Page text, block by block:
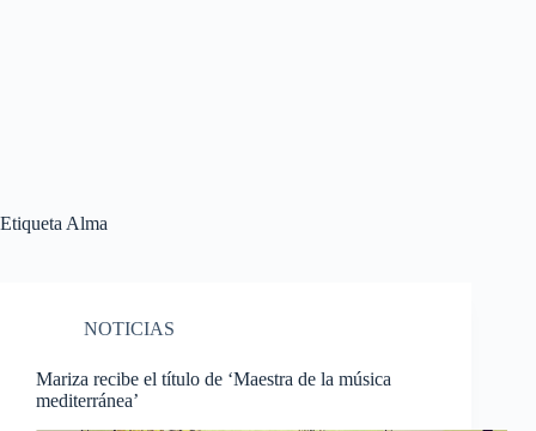
Etiqueta Alma
NOTICIAS
Mariza recibe el título de ‘Maestra de la música
mediterránea’